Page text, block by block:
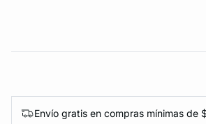
Envío gratis en compras mínimas de